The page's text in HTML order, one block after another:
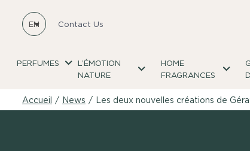
EN Contact Us
PERFUMES
L’ÉMOTION
NATURE
HOME
FRAGRANCES
Accueil / News / Les deux nouvelles créations de